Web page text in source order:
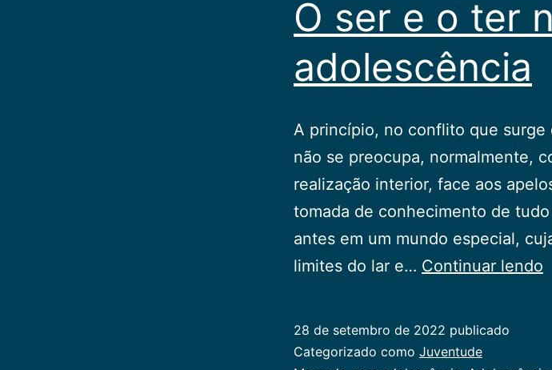
O ser e o ter
adolescência
A princípio, no conflito que surge
não se preocupa, normalmente,
realização interior, face aos
tomada de conhecimento de
antes em um mundo especial,
limites do lar e… Continuar lendo
28 de setembro de 2022 publicado
Categorizado como Juventude